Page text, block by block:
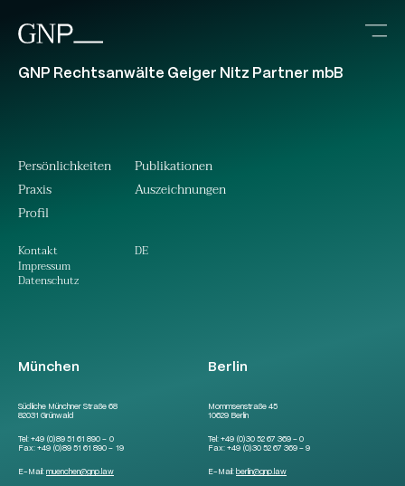
GNP Rechtsanwälte Geiger Nitz Partner mbB
München
Südliche Münchner Straße 68
82031 Grünwald
Tel:+49 (0)89 51 61 890 – 0
Fax:+49 (0)89 51 61 890 – 19
E-Mail:muenchen@gnp.law
Berlin
Mommsenstraße 45
10629 Berlin
Tel: +49 (0)30 52 67 369 – 0
Fax: +49 (0)30 52 67 369 – 9
E-Mail: berlin@gnp.law
Persönlichkeiten
Praxis
Profil
Kontakt
Impressum
Datenschutz
Publikationen
Auszeichnungen
DE